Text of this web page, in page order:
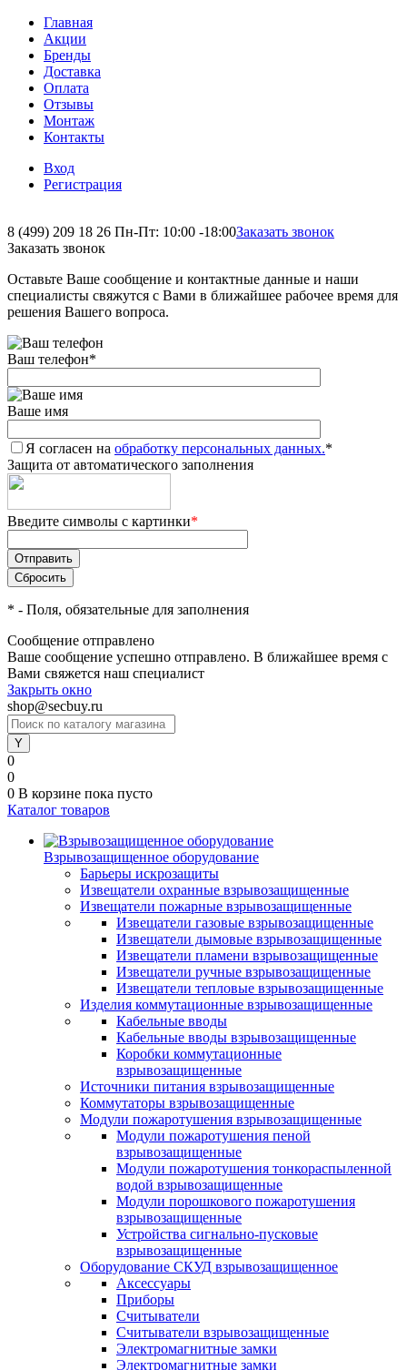
Главная
Акции
Бренды
Доставка
Оплата
Отзывы
Монтаж
Контакты
Вход
Регистрация
8 (499) 209 18 26 Пн-Пт: 10:00 -18:00Заказать звонок
Заказать звонок
Оставьте Ваше сообщение и контактные данные и наши
специалисты свяжутся с Вами в ближайшее рабочее время для
решения Вашего вопроса.
Ваш телефон*
Ваше имя
Я согласен на обработку персональных данных.*
Защита от автоматического заполнения
Введите символы с картинки*
* - Поля, обязательные для заполнения
Сообщение отправлено
Ваше сообщение успешно отправлено. В ближайшее время с
Вами свяжется наш специалист
Закрыть окно
shop@secbuy.ru
0
0
0 В корзине пока пусто
Каталог товаров
Взрывозащищенное оборудование
Барьеры искрозащиты
Извещатели охранные взрывозащищенные
Извещатели пожарные взрывозащищенные
Извещатели газовые взрывозащищенные
Извещатели дымовые взрывозащищенные
Извещатели пламени взрывозащищенные
Извещатели ручные взрывозащищенные
Извещатели тепловые взрывозащищенные
Изделия коммутационные взрывозащищенные
Кабельные вводы
Кабельные вводы взрывозащищенные
Коробки коммутационные
взрывозащищенные
Источники питания взрывозащищенные
Коммутаторы взрывозащищенные
Модули пожаротушения взрывозащищенные
Модули пожаротушения пеной
взрывозащищенные
Модули пожаротушения тонкораспыленной
водой взрывозащищенные
Модули порошкового пожаротушения
взрывозащищенные
Устройства сигнально-пусковые
взрывозащищенные
Оборудование СКУД взрывозащищенное
Аксессуары
Приборы
Считыватели
Считыватели взрывозащищенные
Электромагнитные замки
Электромагнитные замки